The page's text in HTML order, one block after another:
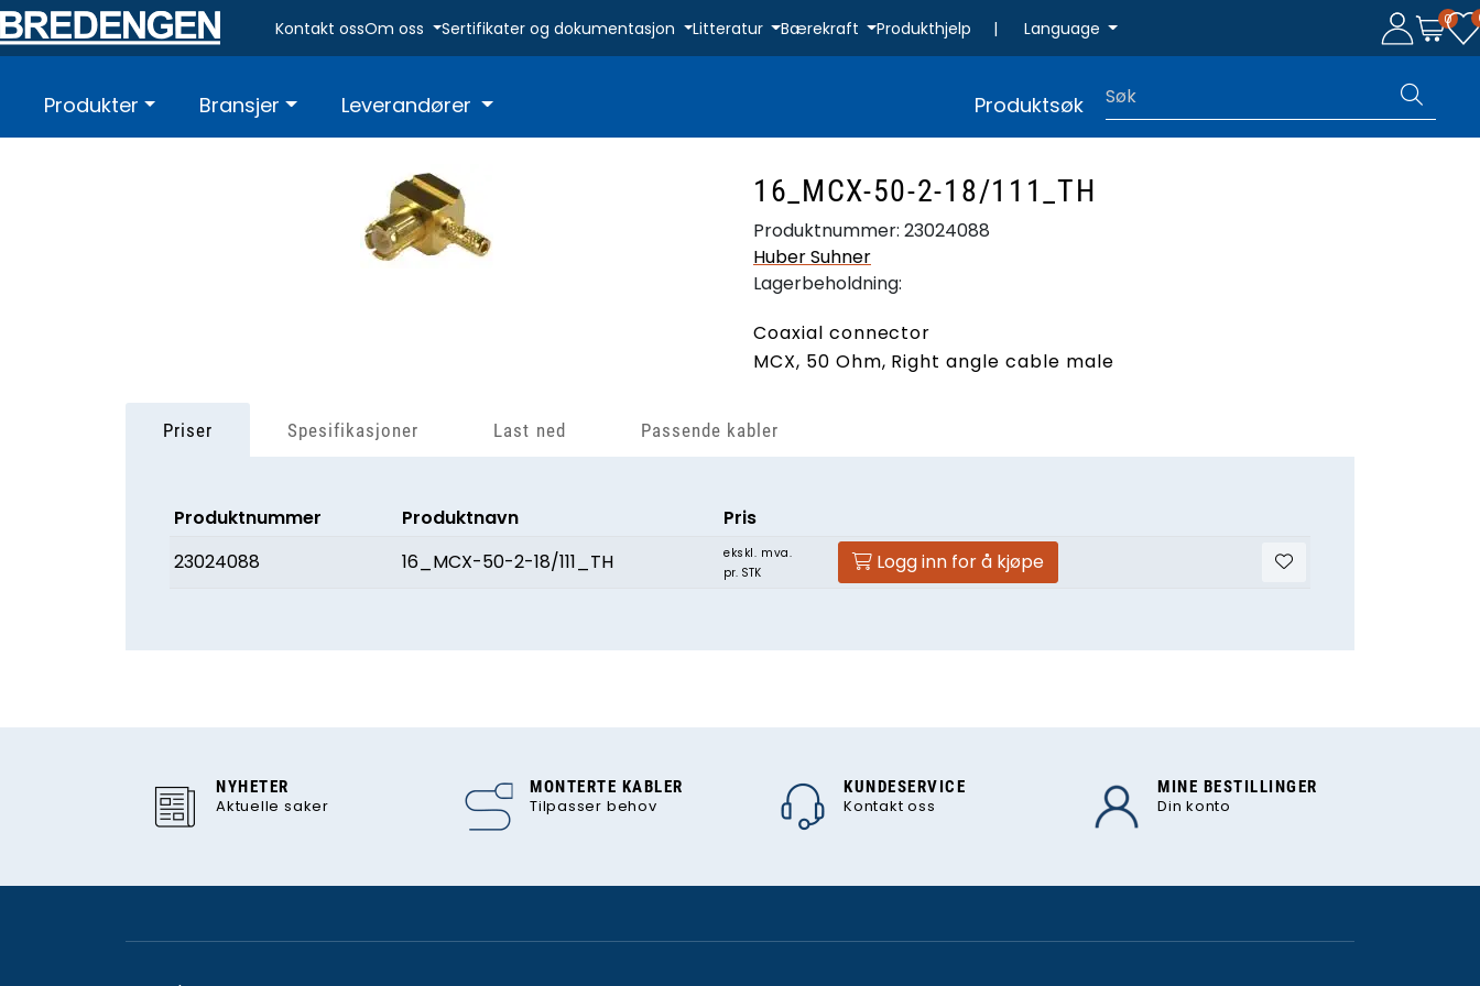
Skip to main content
Kontakt ossOm oss Sertifikater og dokumentasjon Litteratur Bærekraft Produkthjelp | Language 0
Produkter Bransjer Leverandører Produktsøk
16_MCX-50-2-18/111_TH
Produktnummer: 23024088
Huber Suhner
Lagerbeholdning:
Coaxial connector
MCX, 50 Ohm, Right angle cable male
Priser Spesifikasjoner Last ned Passende kabler
Produktnummer Produktnavn
Pris
23024088
16_MCX-50-2-18/111_TH
ekskl. mva.
pr. STK
Logg inn for å kjøpe
NYHETER
Aktuelle saker
MONTERTE KABLER
Tilpasser behov
KUNDESERVICE
Kontakt oss
MINE BESTILLINGER
Din konto